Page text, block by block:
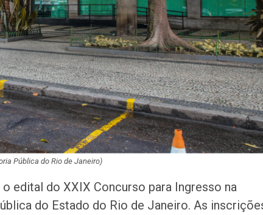
Pública do Rio de Janeiro)
edital do XXIX Concurso para Ingresso na
do Estado do Rio de Janeiro. As
Aracaju amplia
contra gripe
acima de seis…
Princípio de
registrado
desmontagem